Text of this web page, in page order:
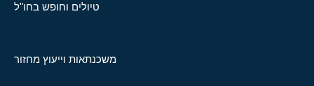
טיולים וחופש בחו"ל
משכנתאות וייעוץ מחזור